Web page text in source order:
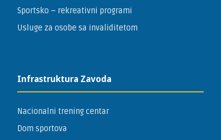
Sportsko – ­rekreativni programi
Usluge za osobe sa invaliditetom
Infrastruktura Zavoda
Nacionalni trening centar
Dom sportova